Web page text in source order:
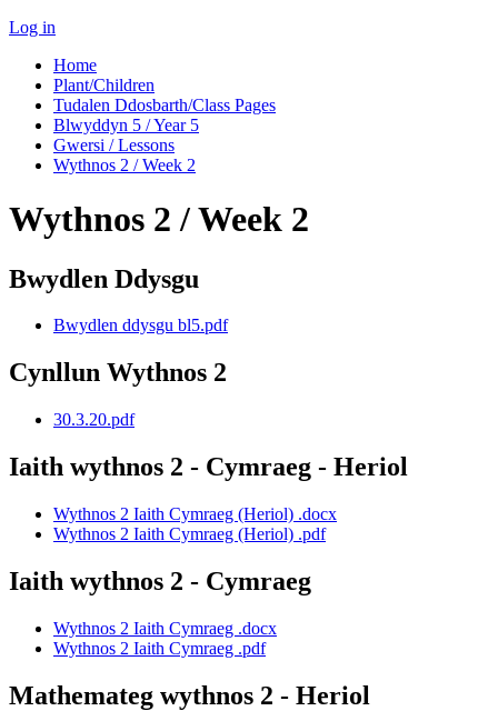
Log in
Home
Plant/Children
Tudalen Ddosbarth/Class Pages
Blwyddyn 5 / Year 5
Gwersi / Lessons
Wythnos 2 / Week 2
Wythnos 2 / Week 2
Bwydlen Ddysgu
Bwydlen ddysgu bl5.pdf
Cynllun Wythnos 2
30.3.20.pdf
Iaith wythnos 2 - Cymraeg - Heriol
Wythnos 2 Iaith Cymraeg (Heriol) .docx
Wythnos 2 Iaith Cymraeg (Heriol) .pdf
Iaith wythnos 2 - Cymraeg
Wythnos 2 Iaith Cymraeg .docx
Wythnos 2 Iaith Cymraeg .pdf
Mathemateg wythnos 2 - Heriol